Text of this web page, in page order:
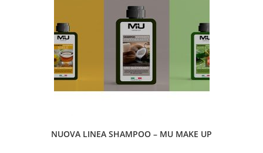
NUOVA LINEA SHAMPOO – MU MAKE UP